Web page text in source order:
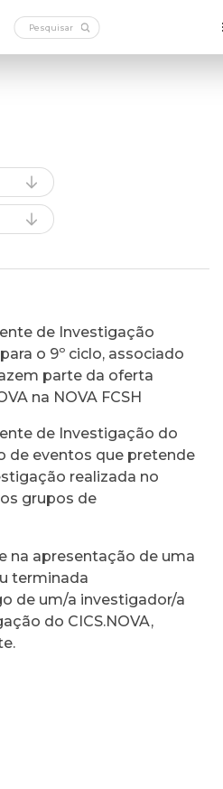
de Investigação
o 9º ciclo, associado
parte da oferta
na NOVA FCSH
de Investigação do
de eventos que pretende
realizada no
grupos de
na apresentação de uma
terminada
de um/a investigador/a
do CICS.NOVA,